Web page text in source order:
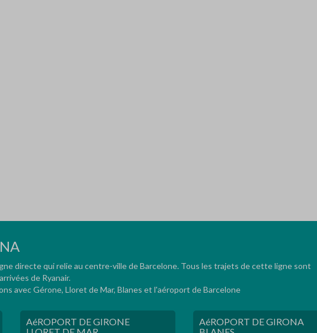
directe qui relie au centre-ville de Barcelone. Tous les trajets de cette ligne sont
de Ryanair.
avec Gérone, Lloret de Mar, Blanes et l'aéroport de Barcelone
AéROPORT DE GIRONE
AéROPORT DE GIRONA